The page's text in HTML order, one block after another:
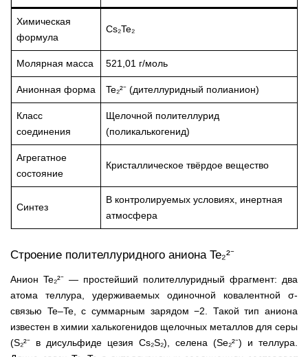
Химическая
формула
Cs₂Te₂
Молярная масса 521,01 г/моль
Анионная форма Te₂²⁻ (дителлуридный полианион)
Класс
соединения
Щелочной полителлурид
(поликалькогенид)
Агрегатное
состояние
Кристаллическое твёрдое вещество
Синтез
В контролируемых условиях, инертная
атмосфера
Строение полителлуридного аниона Te₂²⁻
Анион Te₂²⁻ — простейший полителлуридный фрагмент: два
атома теллура, удерживаемых одиночной ковалентной σ-
связью Te–Te, с суммарным зарядом −2. Такой тип аниона
известен в химии халькогенидов щелочных металлов для серы
(S₂²⁻ в дисульфиде цезия Cs₂S₂), селена (Se₂²⁻) и теллура.